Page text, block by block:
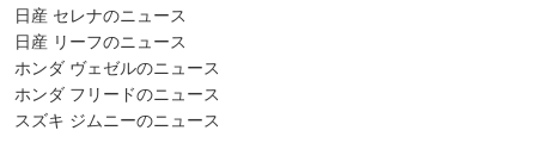
日産 セレナのニュース
日産 リーフのニュース
ホンダ ヴェゼルのニュース
ホンダ フリードのニュース
スズキ ジムニーのニュース